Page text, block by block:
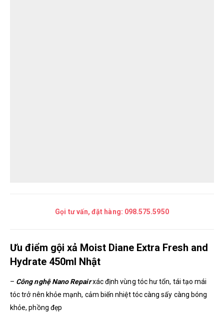
Gọi tư vấn, đặt hàng: 098.575.5950
Ưu điểm gội xả Moist Diane Extra Fresh and
Hydrate 450ml Nhật
– Công nghệ Nano Repair xác định vùng tóc hư tổn, tái tạo mái
tóc trở nên khỏe mạnh, cảm biến nhiệt tóc càng sấy càng bóng
khỏe, phồng đẹp